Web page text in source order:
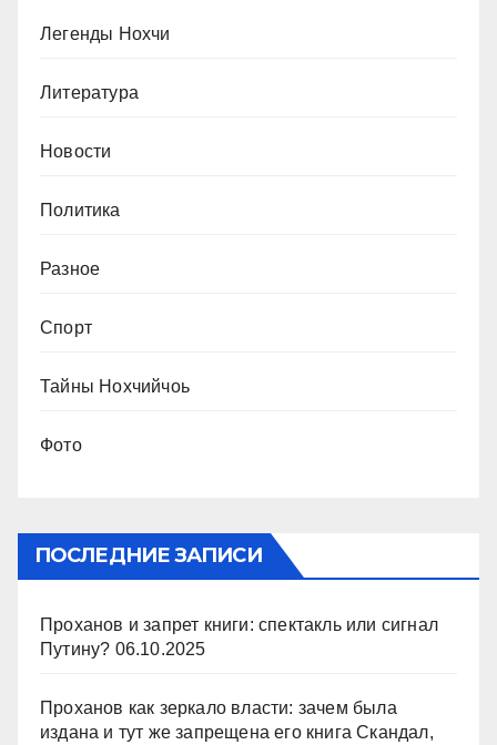
Легенды Нохчи
Литература
Новости
Политика
Разное
Спорт
Тайны Нохчийчоь
Фото
ПОСЛЕДНИЕ ЗАПИСИ
Проханов и запрет книги: спектакль или сигнал
Путину? 06.10.2025
Проханов как зеркало власти: зачем была
издана и тут же запрещена его книга Скандал,